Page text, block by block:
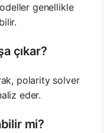
genellikle
çıkar?
polarity solver
eder.
mi?